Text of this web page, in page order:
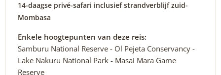
14-daagse privé-safari inclusief strandverblijf zuid-
Mombasa
Enkele hoogtepunten van deze reis:
Samburu National Reserve - Ol Pejeta Conservancy -
Lake Nakuru National Park - Masai Mara Game
Reserve